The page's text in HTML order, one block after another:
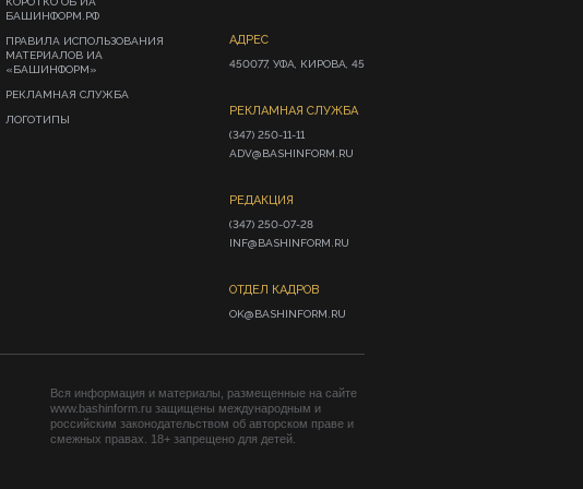
БАШИНФОРМ.РФ
ПРАВИЛА ИСПОЛЬЗОВАНИЯ
МАТЕРИАЛОВ ИА
«БАШИНФОРМ»
РЕКЛАМНАЯ СЛУЖБА
ЛОГОТИПЫ
АДРЕС
450077, УФА, КИРОВА, 45
РЕКЛАМНАЯ СЛУЖБА
(347) 250-11-11
ADV@BASHINFORM.RU
РЕДАКЦИЯ
(347) 250-07-28
INF@BASHINFORM.RU
ОТДЕЛ КАДРОВ
OK@BASHINFORM.RU
Вся информация и материалы, размещенные на сайте
www.bashinform.ru защищены международным и
российским законодательством об авторском праве и
смежных правах. 18+ запрещено для детей.